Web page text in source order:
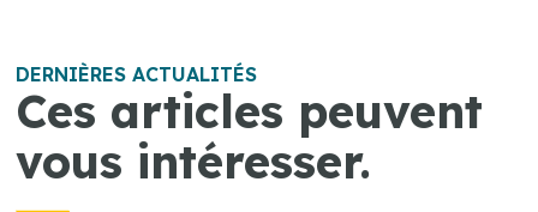
DERNIÈRES ACTUALITÉS
Ces articles peuvent
vous intéresser.